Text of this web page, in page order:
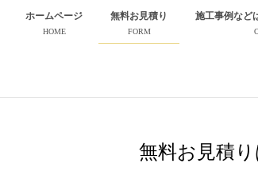
ホームページ
HOME
無料お見積り
FORM
施工事例など
無料お見積